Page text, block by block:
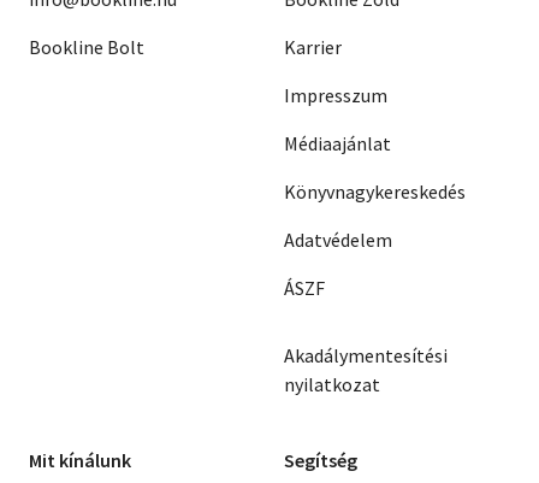
Bookline Bolt
Karrier
Impresszum
Médiaajánlat
Könyvnagykereskedés
Adatvédelem
ÁSZF
Akadálymentesítési
nyilatkozat
Mit kínálunk Segítség